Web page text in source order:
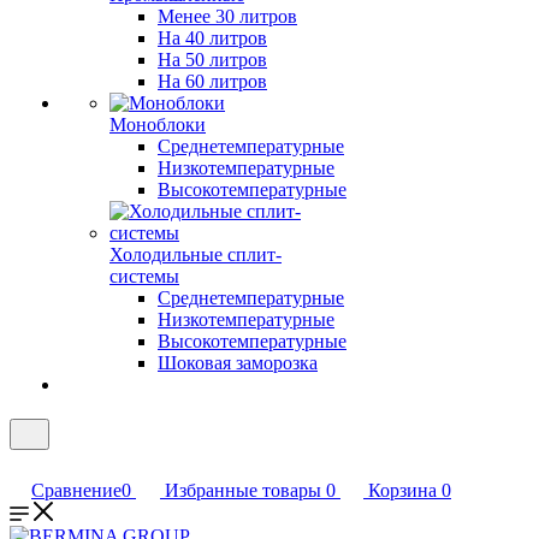
Менее 30 литров
На 40 литров
На 50 литров
На 60 литров
Моноблоки
Среднетемпературные
Низкотемпературные
Высокотемпературные
Холодильные сплит-
системы
Среднетемпературные
Низкотемпературные
Высокотемпературные
Шоковая заморозка
Сравнение0 Избранные товары 0 Корзина 0